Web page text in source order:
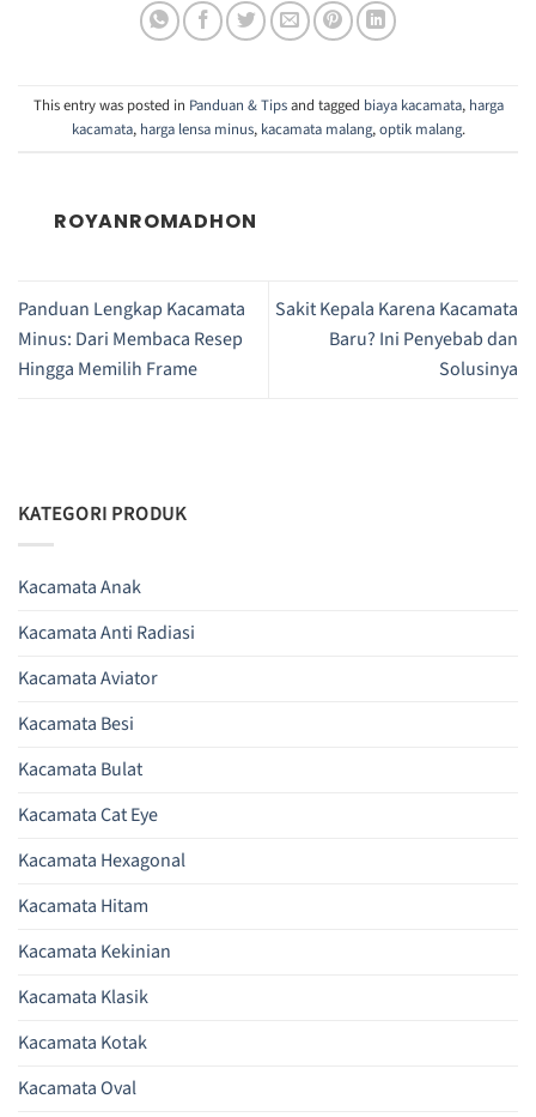
This entry was posted in Panduan & Tipsand tagged biaya kacamata, harga
kacamata, harga lensa minus, kacamata malang,optik malang.
ROYANROMADHON
Panduan Lengkap Kacamata
Minus: Dari Membaca Resep
Hingga Memilih Frame
Sakit Kepala Karena Kacamata
Baru? Ini Penyebab dan
Solusinya
KATEGORI PRODUK
Kacamata Anak
Kacamata Anti Radiasi
Kacamata Aviator
Kacamata Besi
Kacamata Bulat
Kacamata Cat Eye
Kacamata Hexagonal
Kacamata Hitam
Kacamata Kekinian
Kacamata Klasik
Kacamata Kotak
Kacamata Oval